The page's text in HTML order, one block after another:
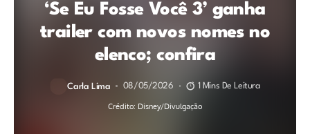
‘Se Eu Fosse Você 3’ ganha
trailer com novos nomes no
elenco; confira
Carla Lima 08/05/2026 1 Mins De Leitura
Crédito: Disney/Divulgação